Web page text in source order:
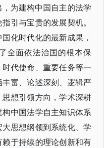
为建构中国自主的法学
引与宝贵的发展契机。
化时代化的最新成果，
全面依法治国的根本保
代使命、重要任务等一
富、论述深刻、逻辑严
想引领方向，学术深耕
中国法学自主知识体系
思想纲领到系统化、学
于持续的理论创新和有